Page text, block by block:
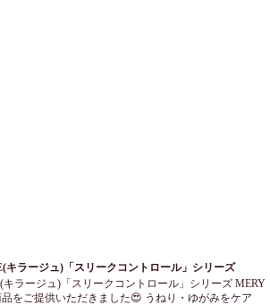
キラージュ)「スリークコントロール」シリーズ
キラージュ)「スリークコントロール」シリーズ MERY
をご提供いただきました😍 うねり・ゆがみをケア